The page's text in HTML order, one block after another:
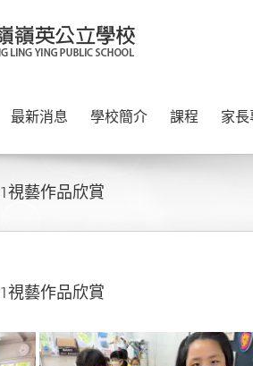
最新消息 學校簡介 課程 家
視藝作品欣賞
視藝作品欣賞